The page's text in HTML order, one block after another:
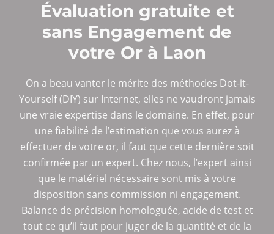
Évaluation gratuite et
sans Engagement de
votre Or à Laon
On a beau vanter le mérite des méthodes Dot-it-
Yourself (DIY) sur Internet, elles ne vaudront jamais
une vraie expertise dans le domaine. En effet, pour
une fiabilité de l’estimation que vous aurez à
effectuer de votre or, il faut que cette dernière soit
confirmée par un expert. Chez nous, l’expert ainsi
que le matériel nécessaire sont mis à votre
disposition sans commission ni engagement.
Balance de précision homologuée, acide de test et
tout ce qu’il faut pour juger de la quantité et de la